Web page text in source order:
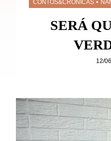
CONTOS&CRÔNICAS •
SERÁ
12/